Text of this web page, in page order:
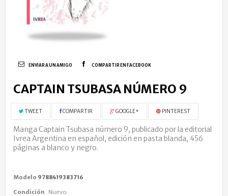
ENVIAR A UN AMIGO COMPARTIR EN FACEBOOK
CAPTAIN TSUBASA NÚMERO 9
TWEET COMPARTIR GOOGLE+ PINTEREST
Manga Captain Tsubasa número 9, publicado por la editorial
Ivrea Argentina en español, edición en pasta blanda, 456
páginas a blanco y negro.
Modelo 9788419383716
Condición Nuevo